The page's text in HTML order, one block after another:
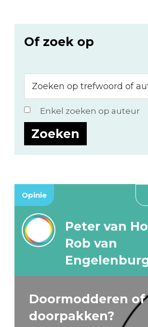
Of zoek op
op
trefwoord
of
auteur...
Enkel zoeken op auteur
Opinie
Peter van
Rob van
Doormodderen of
doorpakken?